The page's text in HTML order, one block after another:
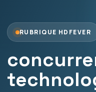
RUBRIQUE HDFEVER